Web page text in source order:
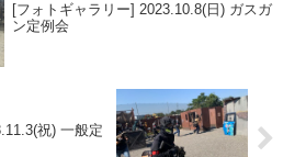
[フォトギャラリー] 2023.10.8(日) ガスガ
ン定例会
祝) 一般定